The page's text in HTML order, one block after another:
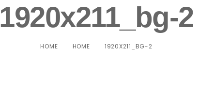
1920x211_bg-2
HOME HOME 1920X211_BG-2